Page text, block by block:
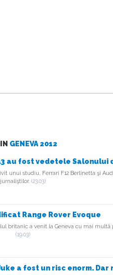
GENEVA 2012
au fost vedetele Salonului
unui studiu, Ferrari F12 Berlinetta şi
jurnaliştilor. (23.03)
Range Rover Evoque
britanic a venit la Geneva cu mai
(19.03)
a fost un risc enorm. Dar